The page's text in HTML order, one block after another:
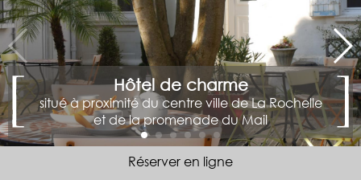
Hôtel de charme
situé à proximité du centre ville de La Rochelle
et de la promenade du Mail
Réserver en ligne